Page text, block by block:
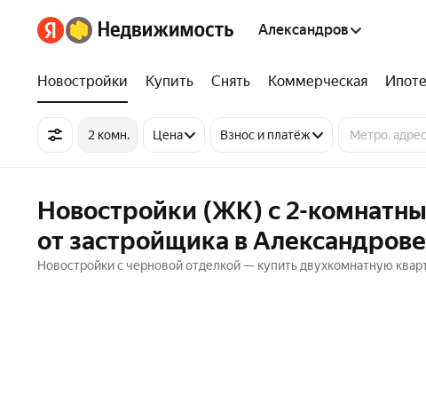
Александров
Новостройки Купить Снять Коммерческая
2 комн. Цена Взнос и платёж
Новостройки (ЖК) с 2-
от застройщика в Александрове
Новостройки с черновой отделкой — купить двухкомнатную